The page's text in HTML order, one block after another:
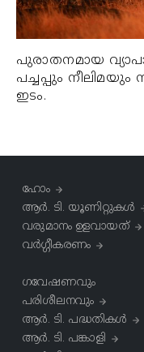
പുരാതനമായ
പച്ചപ്പും
ഇടം.
ഹോം
ആർ. ടി. യൂണിറ്റുകൾ
വരുമാനം ഉളവായത്
വർഗ്ഗീകരണം
ഗവേഷണവും
പരിശീലനവും
ആർ. ടി. പദ്ധതികള്‍
ആർ. ടി. പങ്കാളി